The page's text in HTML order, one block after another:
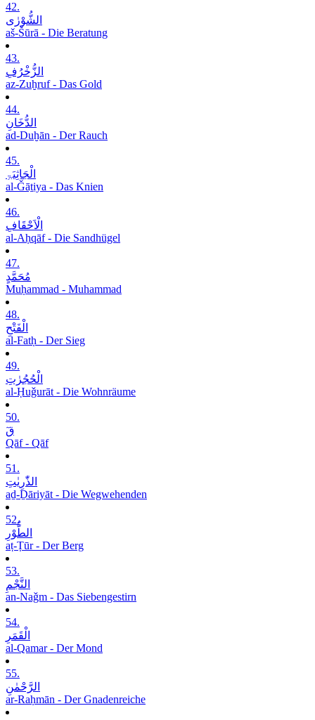
42.
الشُّوْرٰی
aš-Šūrā - Die Beratung
43.
الزُّخْرُفِ
az-Zuḫruf - Das Gold
44.
الدُّخَانِ
ad-Duḫān - Der Rauch
45.
الْجَاثِیَۃِ
al-Ǧāṯiya - Das Knien
46.
الْاَحْقَافِ
al-Aḥqāf - Die Sandhügel
47.
مُحَمَّدٍ
Muḥammad - Muhammad
48.
الْفَتْحِ
al-Fatḥ - Der Sieg
49.
الْحُجُرٰتِ
al-Ḥuǧurāt - Die Wohnräume
50.
قٓ
Qāf - Qāf
51.
الذّٰرِیٰتِ
aḏ-Ḏāriyāt - Die Wegwehenden
52.
الطُّوْرِ
aṭ-Ṭūr - Der Berg
53.
النَّجْمِ
an-Naǧm - Das Siebengestirn
54.
الْقَمَرِ
al-Qamar - Der Mond
55.
الرَّحْمٰنِ
ar-Raḥmān - Der Gnadenreiche